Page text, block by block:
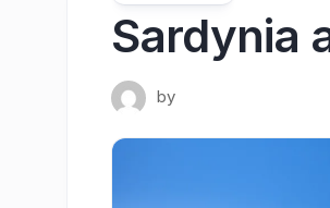
Sardynia
by